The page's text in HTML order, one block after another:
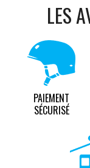
LES
PAIEMENT
SÉCURISÉ